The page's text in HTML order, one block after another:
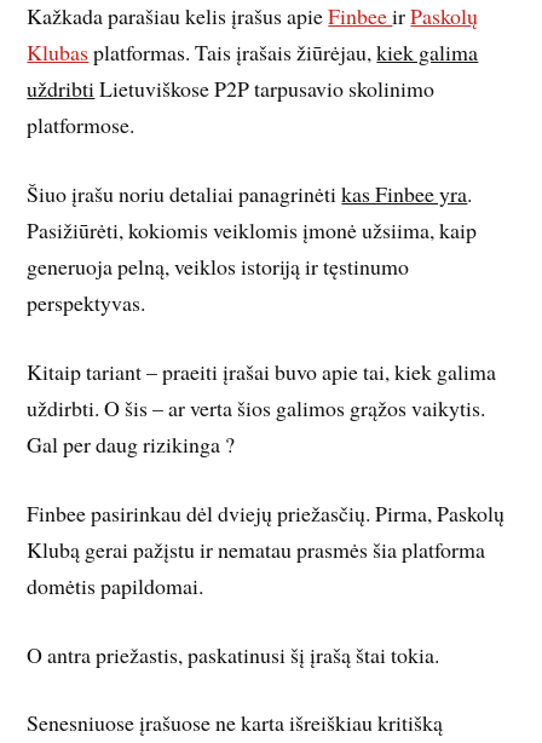
Kažkada parašiau kelis įrašus apieFinbeeirPaskolų
Klubas platformas. Tais įrašais žiūrėjau,kiek galima
uždribtiLietuviškose P2P tarpusavio skolinimo
platformose.
Šiuo įrašu noriu detaliai panagrinėtikas Finbee yra.
Pasižiūrėti, kokiomis veiklomis įmonė užsiima, kaip
generuoja pelną, veiklos istoriją ir tęstinumo
perspektyvas.
Kitaip tariant – praeiti įrašai buvo apie tai, kiek galima
uždirbti. O šis – ar verta šios galimos grąžos vaikytis.
Gal per daug rizikinga ?
Finbee pasirinkau dėl dviejų priežasčių. Pirma, Paskolų
Klubą gerai pažįstu ir nematau prasmės šia platforma
domėtis papildomai.
O antra priežastis, paskatinusi šį įrašą štai tokia.
Senesniuose įrašuose ne karta išreiškiau kritišką